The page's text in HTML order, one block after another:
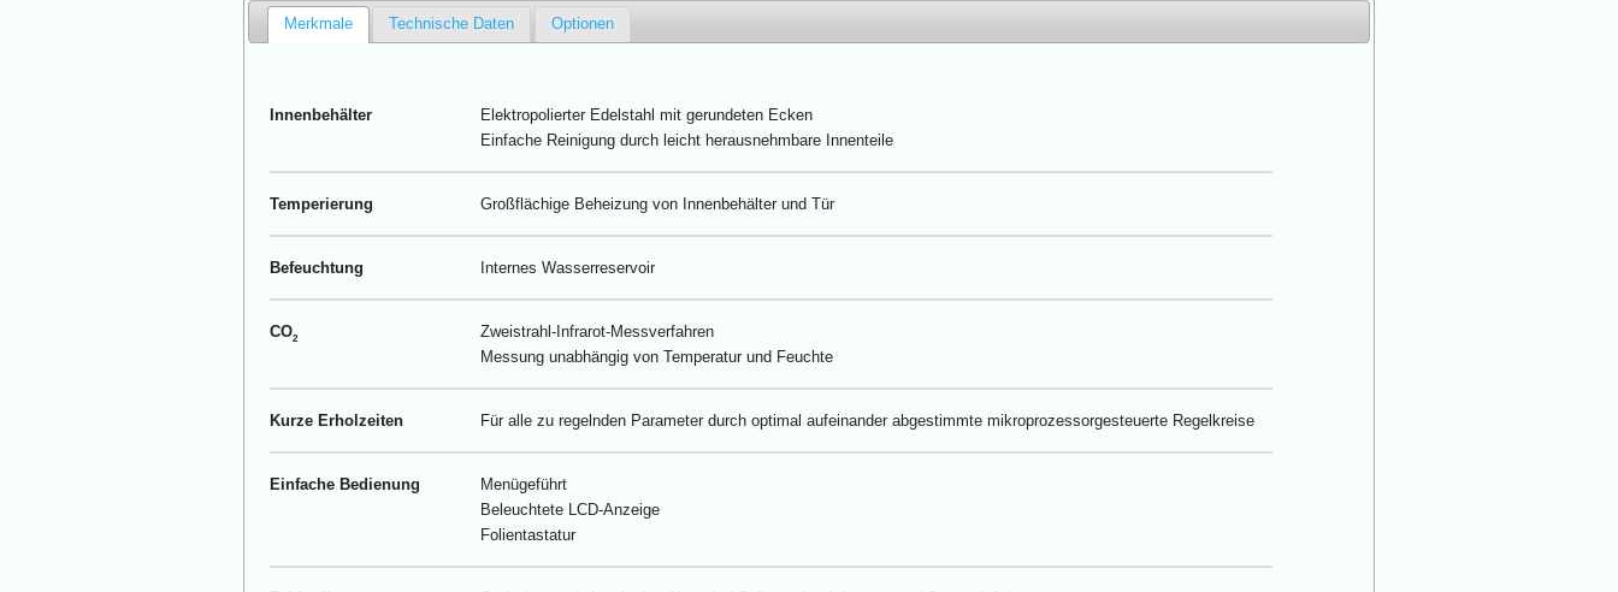
Merkmale Technische Daten Optionen
Innenbehälter
Elektropolierter Edelstahl mit gerundeten Ecken
Einfache Reinigung durch leicht herausnehmbare Innenteile
Temperierung Großflächige Beheizung von Innenbehälter und Tür
Befeuchtung Internes Wasserreservoir
CO2
Zweistrahl-Infrarot-Messverfahren
Messung unabhängig von Temperatur und Feuchte
Kurze Erholzeiten Für alle zu regelnden Parameter durch optimal aufeinander abgestimmte mikroprozessorgesteuerte Regelkreise
Einfache Bedienung
Menügeführt
Beleuchtete LCD-Anzeige
Folientastatur